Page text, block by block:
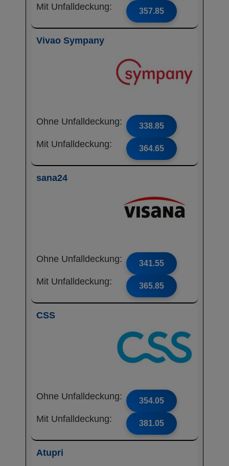
Mit Unfalldeckung: 357.85
Vivao Sympany
Ohne Unfalldeckung: 338.85
Mit Unfalldeckung: 364.65
sana24
Ohne Unfalldeckung: 341.55
Mit Unfalldeckung: 365.85
CSS
Ohne Unfalldeckung: 354.05
Mit Unfalldeckung: 381.05
Atupri